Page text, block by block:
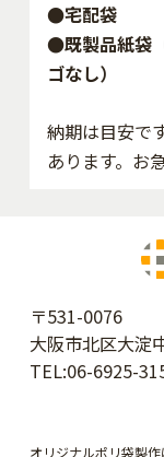
●宅配袋
●既製品紙袋
ゴなし）
納期は目安で
あります。お
〒531-0076
大阪市北区大淀
TEL:06-6925-
オリジナルポリ袋製作